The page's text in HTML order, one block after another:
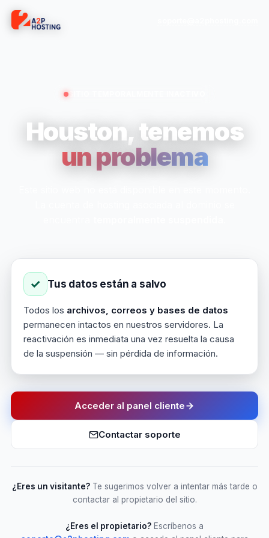
SITIO TEMPORALMENTE INACTIVO
Houston, tenemos
un problema
✓ Tus datos están a salvo
Todos los archivos, correos y bases de datos
permanecen intactos en nuestros servidores. La
reactivación es inmediata una vez resuelta la causa
de la suspensión — sin pérdida de información.
Acceder al panel cliente
Contactar soporte
¿Eres un visitante?Te sugerimos volver a intentar más tarde o
contactar al propietario del sitio.
¿Eres el propietario? Escríbenos a